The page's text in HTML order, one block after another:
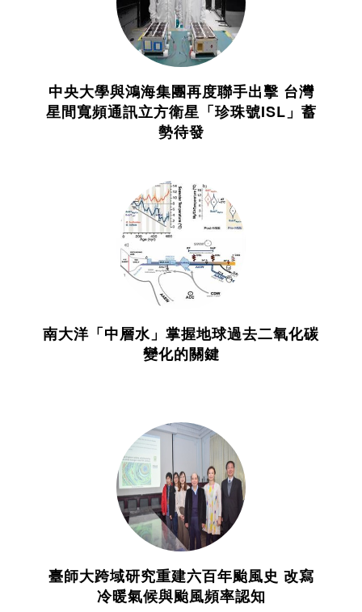
中央大學與鴻海集團再度聯手出擊 台灣
星間寬頻通訊立方衛星「珍珠號ISL」蓄
勢待發
南大洋「中層水」掌握地球過去二氧化碳
變化的關鍵
臺師大跨域研究重建六百年颱風史 改寫
冷暖氣候與颱風頻率認知